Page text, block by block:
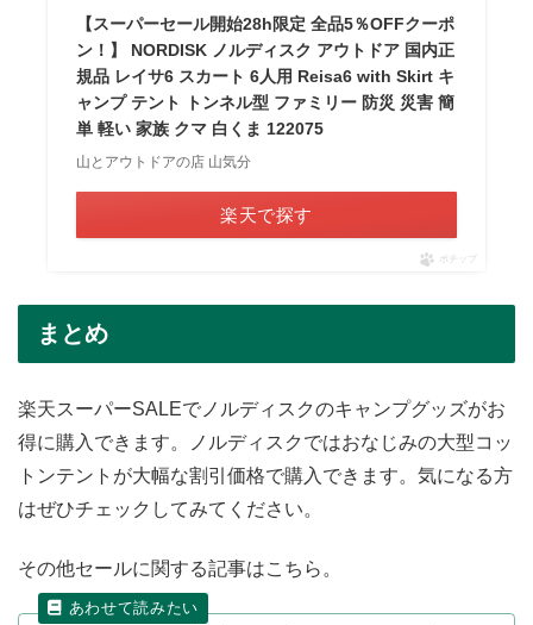
【スーパーセール開始28h限定 全品5％OFFクーポ
ン！】 NORDISK ノルディスク アウトドア 国内正
規品 レイサ6 スカート 6人用 Reisa6 with Skirt キ
ャンプ テント トンネル型 ファミリー 防災 災害 簡
単 軽い 家族 クマ 白くま 122075
山とアウトドアの店 山気分
楽天で探す
ポチップ
まとめ
楽天スーパーSALEでノルディスクのキャンプグッズがお
得に購入できます。ノルディスクではおなじみの大型コッ
トンテントが大幅な割引価格で購入できます。気になる方
はぜひチェックしてみてください。
その他セールに関する記事はこちら。